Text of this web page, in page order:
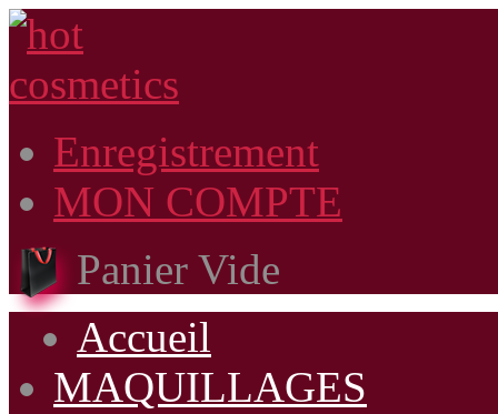
Enregistrement
MON COMPTE
Panier Vide
Accueil
MAQUILLAGES